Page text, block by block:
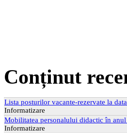
Conținut
Lista posturilor vacante-rezervate la
Informatizare
Mobilitatea personalului didactic în
Informatizare